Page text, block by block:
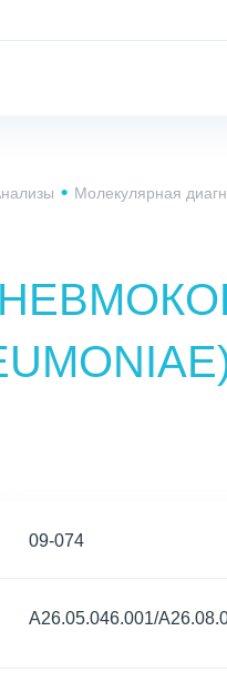
Молекулярная
09-074
A26.05.046.001/